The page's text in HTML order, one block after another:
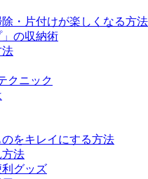
・片付けが楽しくなる方法
の収納術
法
クニック
をキレイにする方法
方法
グッズ